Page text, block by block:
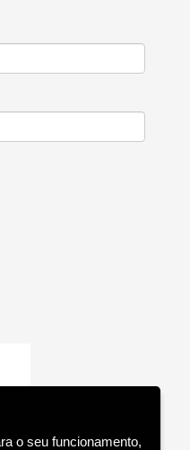
o seu funcionamento,